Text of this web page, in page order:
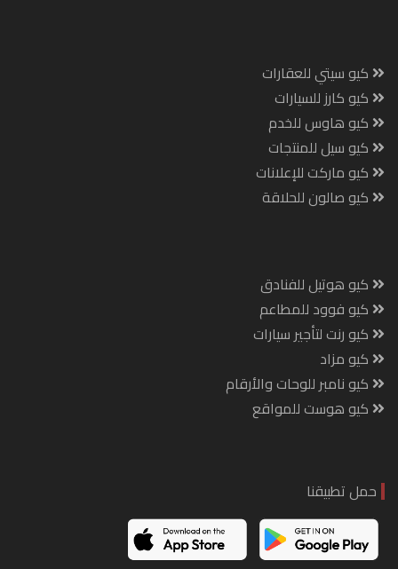
كيو سيتي للعقارات
كيو كارز للسيارات
كيو هاوس للخدم
كيو سيل للمنتجات
كيو ماركت للإعلانات
كيو صالون للحلاقة
كيو هوتيل للفنادق
كيو فوود للمطاعم
كيو رنت لتأجير سيارات
كيو مزاد
كيو نامبر للوحات والأرقام
كيو هوست للمواقع
حمل تطبيقنا